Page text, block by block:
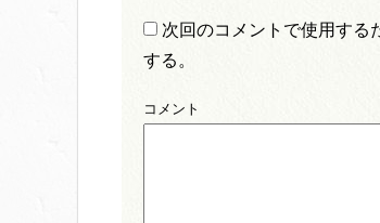
次回のコメントで使用する
する。
コメント